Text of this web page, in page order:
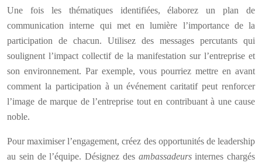
Une fois les thématiques identifiées, élaborez un plan de
communication interne qui met en lumière l’importance de la
participation de chacun. Utilisez des messages percutants qui
soulignent l’impact collectif de la manifestation sur l’entreprise et
son environnement. Par exemple, vous pourriez mettre en avant
comment la participation à un événement caritatif peut renforcer
l’image de marque de l’entreprise tout en contribuant à une cause
noble.
Pour maximiser l’engagement, créez des opportunités de leadership
au sein de l’équipe. Désignez des ambassadeursinternes chargés